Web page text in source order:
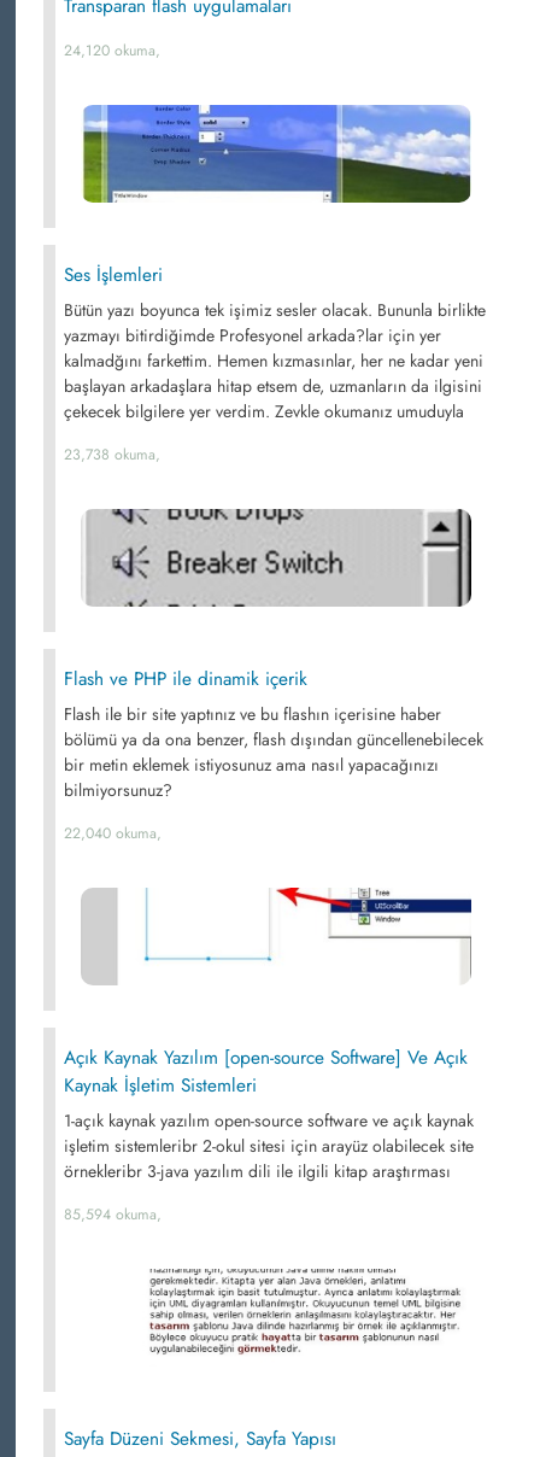
Transparan flash uygulamaları
24,120 okuma,
Ses İşlemleri
Bütün yazı boyunca tek işimiz sesler olacak. Bununla birlikte
yazmayı bitirdiğimde Profesyonel arkada?lar için yer
kalmadğını farkettim. Hemen kızmasınlar, her ne kadar yeni
başlayan arkadaşlara hitap etsem de, uzmanların da ilgisini
çekecek bilgilere yer verdim. Zevkle okumanız umuduyla
23,738 okuma,
Flash ve PHP ile dinamik içerik
Flash ile bir site yaptınız ve bu flashın içerisine haber
bölümü ya da ona benzer, flash dışından güncellenebilecek
bir metin eklemek istiyosunuz ama nasıl yapacağınızı
bilmiyorsunuz?
22,040 okuma,
Açık Kaynak Yazılım [open-source Software] Ve Açık
Kaynak İşletim Sistemleri
1-açık kaynak yazılım open-source software ve açık kaynak
işletim sistemleribr 2-okul sitesi için arayüz olabilecek site
örnekleribr 3-java yazılım dili ile ilgili kitap araştırması
85,594 okuma,
Sayfa Düzeni Sekmesi, Sayfa Yapısı